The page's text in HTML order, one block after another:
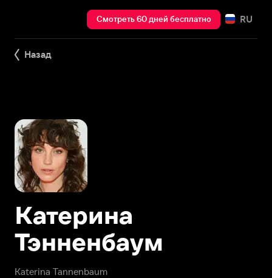
Смотреть 60 дней бесплатно RU
Назад
Katerina Tannenbaum
Катерина
Тэнненбаум